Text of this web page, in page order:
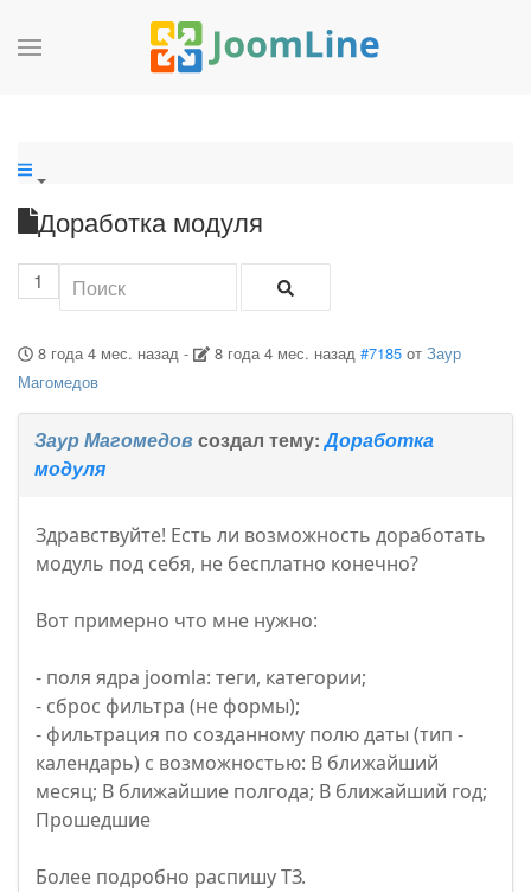
Доработка модуля
1
8 года 4 мес. назад- 8 года 4 мес. назад #7185 отЗаур
Магомедов
Заур Магомедовсоздал тему:Доработка
модуля
Здравствуйте! Есть ли возможность доработать
модуль под себя, не бесплатно конечно?
Вот примерно что мне нужно:
- поля ядра joomla: теги, категории;
- сброс фильтра (не формы);
- фильтрация по созданному полю даты (тип -
календарь) с возможностью: В ближайший
месяц; В ближайшие полгода; В ближайший год;
Прошедшие
Более подробно распишу ТЗ.